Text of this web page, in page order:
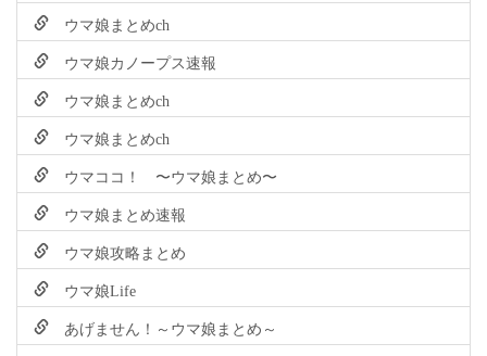
ウマ娘まとめch
ウマ娘カノープス速報
ウマ娘まとめch
ウマ娘まとめch
ウマココ！ 〜ウマ娘まとめ〜
ウマ娘まとめ速報
ウマ娘攻略まとめ
ウマ娘Life
あげません！～ウマ娘まとめ～